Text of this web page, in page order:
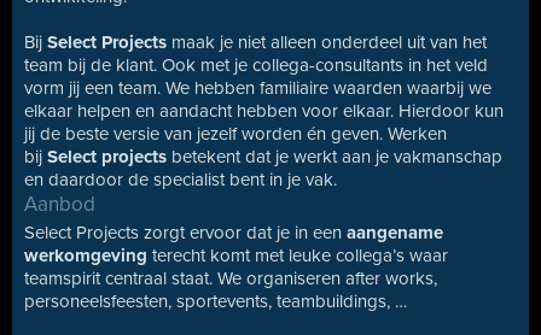
Bij Select Projects maak je niet alleen onderdeel uit van het
team bij de klant. Ook met je collega-consultants in het veld
vorm jij een team. We hebben familiaire waarden waarbij we
elkaar helpen en aandacht hebben voor elkaar. Hierdoor kun
jij de beste versie van jezelf worden én geven. Werken
bij Select projects betekent dat je werkt aan je vakmanschap
en daardoor de specialist bent in je vak.
Aanbod
Select Projects zorgt ervoor dat je in een aangename
werkomgeving terecht komt met leuke collega’s waar
teamspirit centraal staat. We organiseren after works,
personeelsfeesten, sportevents, teambuildings, …